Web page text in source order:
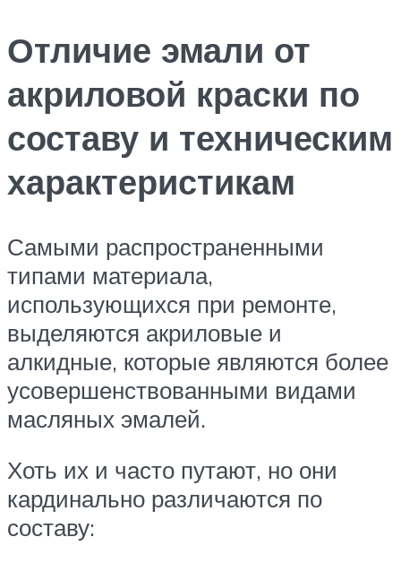
Отличие эмали от
акриловой краски по
составу и техническим
характеристикам
Самыми распространенными
типами материала,
использующихся при ремонте,
выделяются акриловые и
алкидные, которые являются более
усовершенствованными видами
масляных эмалей.
Хоть их и часто путают, но они
кардинально различаются по
составу: